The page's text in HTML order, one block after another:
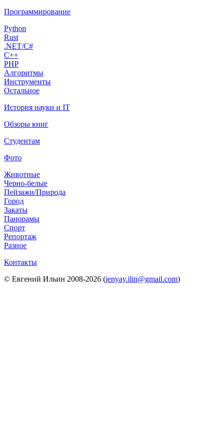
Программирование
Python
Rust
.NET/C#
C++
PHP
Алгоритмы
Инструменты
Остальное
История науки и IT
Обзоры книг
Студентам
Фото
Животные
Черно-белые
Пейзажи/Природа
Город
Закаты
Панорамы
Спорт
Репортаж
Разное
Контакты
© Евгений Ильин 2008-2026 (jenyay.ilin@gmail.com)